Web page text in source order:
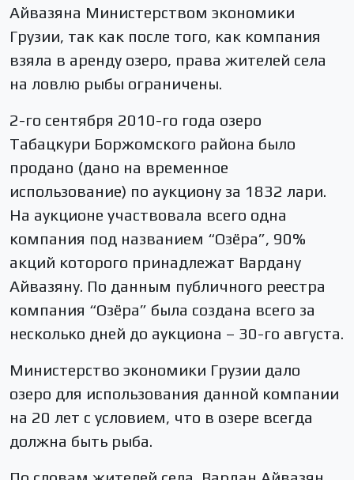
Айвазяна Министерством экономики
Грузии, так как после того, как компания
взяла в аренду озеро, права жителей села
на ловлю рыбы ограничены.
2-го сентября 2010-го года озеро
Табацкури Боржомского района было
продано (дано на временное
использование) по аукциону за 1832 лари.
На аукционе участвовала всего одна
компания под названием “Озёра”, 90%
акций которого принадлежат Вардану
Айвазяну. По данным публичного реестра
компания “Озёра” была создана всего за
несколько дней до аукциона – 30-го августа.
Министерство экономики Грузии дало
озеро для использования данной компании
на 20 лет с условием, что в озере всегда
должна быть рыба.